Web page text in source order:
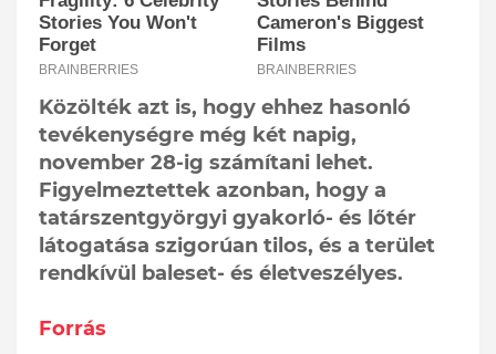
Közölték azt is, hogy ehhez hasonló
tevékenységre még két napig,
november 28-ig számítani lehet.
Figyelmeztettek azonban, hogy a
tatárszentgyörgyi gyakorló- és lőtér
látogatása szigorúan tilos, és a terület
rendkívül baleset- és életveszélyes.
Forrás